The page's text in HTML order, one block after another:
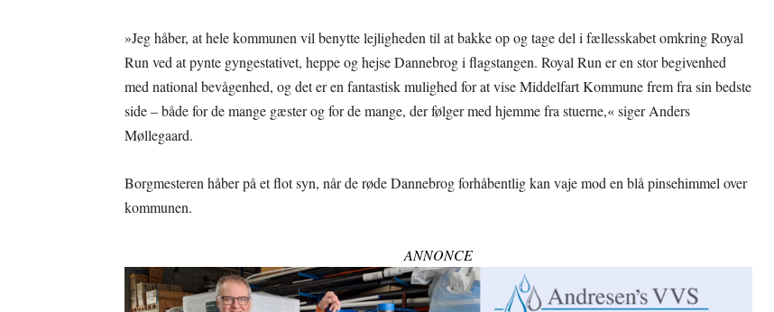
»Jeg håber, at hele kommunen vil benytte lejligheden til at bakke op og tage del i fællesskabet omkring Royal
Run ved at pynte gyngestativet, heppe og hejse Dannebrog i flagstangen. Royal Run er en stor begivenhed
med national bevågenhed, og det er en fantastisk mulighed for at vise Middelfart Kommune frem fra sin bedste
side – både for de mange gæster og for de mange, der følger med hjemme fra stuerne,« siger Anders
Møllegaard.
Borgmesteren håber på et flot syn, når de røde Dannebrog forhåbentlig kan vaje mod en blå pinsehimmel over
kommunen.
ANNONCE